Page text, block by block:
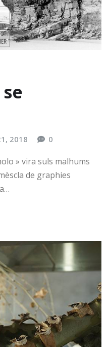
2018 0
» vira suls malhums
de graphies